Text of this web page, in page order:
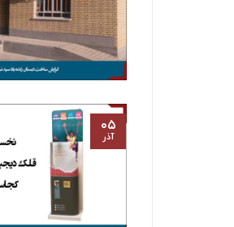
۰۵
آذر